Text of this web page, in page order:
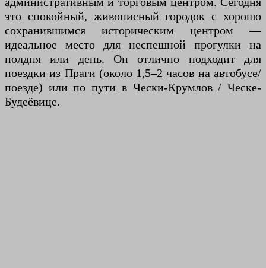
это спокойный, живописный городок с хорошо
сохранившимся историческим центром —
идеальное место для неспешной прогулки на
полдня или день. Он отлично подходит для
поездки из Праги (около 1,5–2 часов на автобусе/
поезде) или по пути в Чески-Крумлов / Ческе-
Будеёвице.